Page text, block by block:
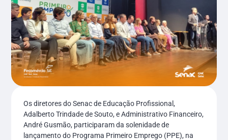
Os diretores do Senac de Educação Profissional,
Adalberto Trindade de Souto, e Administrativo Financeiro,
André Gusmão, participaram da solenidade de
lançamento do Programa Primeiro Emprego (PPE), na